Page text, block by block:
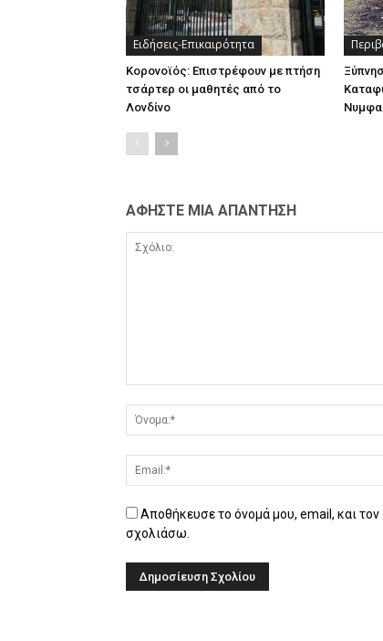
Ειδήσεις-Επικαιρότητα
Κορονοϊός: Επιστρέφουν με πτήση
τσάρτερ οι μαθητές από το
Λονδίνο
ΑΦΗΣΤΕ ΜΙΑ ΑΠΑΝΤΗΣΗ
Αποθήκευσε το όνομά μου, email, και
σχολιάσω.